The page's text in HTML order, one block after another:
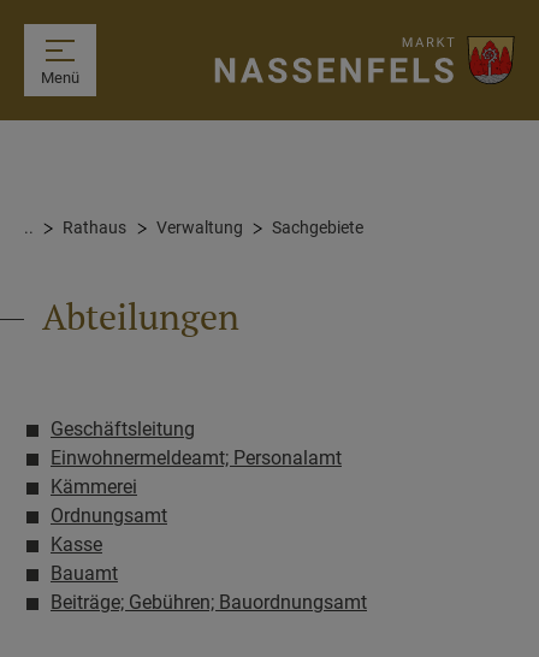
Menü
.. Rathaus Verwaltung Sachgebiete
Abteilungen
Geschäftsleitung
Einwohnermeldeamt; Personalamt
Kämmerei
Ordnungsamt
Kasse
Bauamt
Beiträge; Gebühren; Bauordnungsamt